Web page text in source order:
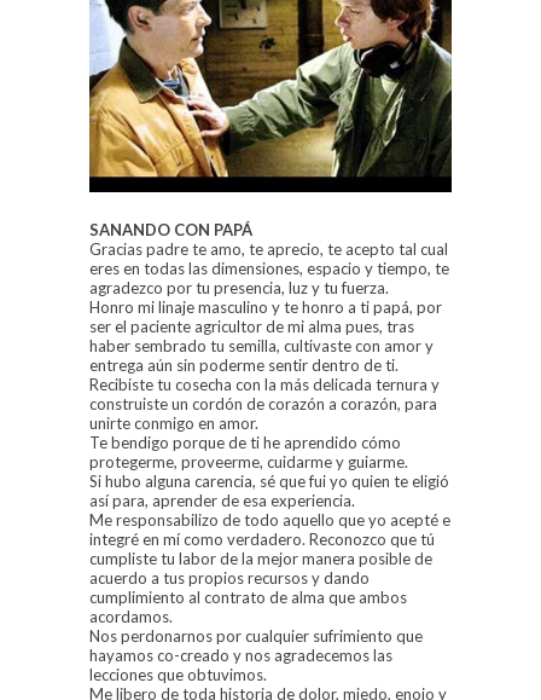
SANANDO CON PAPÁ
Gracias padre te amo, te aprecio, te acepto tal cual
eres en todas las dimensiones, espacio y tiempo, te
agradezco por tu presencia, luz y tu fuerza.
Honro mi linaje masculino y te honro a ti papá, por
ser el paciente agricultor de mi alma pues, tras
haber sembrado tu semilla, cultivaste con amor y
entrega aún sin poderme sentir dentro de ti.
Recibiste tu cosecha con la más delicada ternura y
construiste un cordón de corazón a corazón, para
unirte conmigo en amor.
Te bendigo porque de ti he aprendido cómo
protegerme, proveerme, cuidarme y guiarme.
Si hubo alguna carencia, sé que fui yo quien te eligió
así para, aprender de esa experiencia.
Me responsabilizo de todo aquello que yo acepté e
integré en mí como verdadero. Reconozco que tú
cumpliste tu labor de la mejor manera posible de
acuerdo a tus propios recursos y dando
cumplimiento al contrato de alma que ambos
acordamos.
Nos perdonarnos por cualquier sufrimiento que
hayamos co-creado y nos agradecemos las
lecciones que obtuvimos.
Me libero de toda historia de dolor, miedo, enojo y